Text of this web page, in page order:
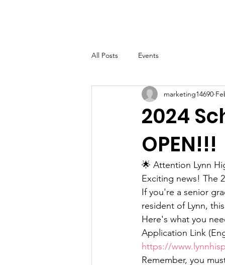
All Posts Events
2024
OPEN!!!
marketing14690
🌟 Attention Lynn
Exciting news! The
If you're a senior
resident of Lynn,
Here's what you
Application Link
https://
Remember, you